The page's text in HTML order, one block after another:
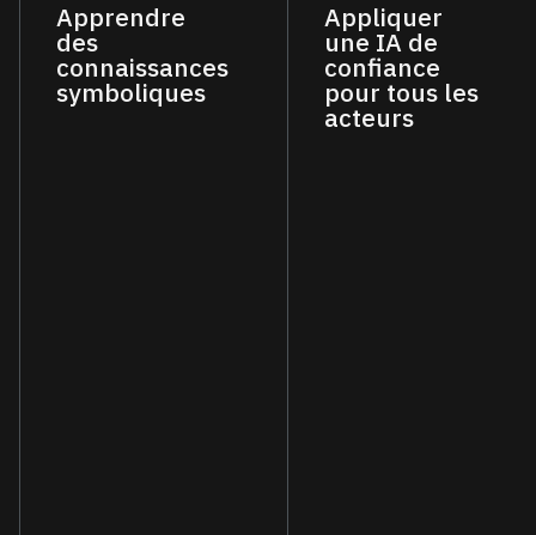
Apprendre
des
connaissances
symboliques
Appliquer
une IA de
confiance
pour tous les
acteurs